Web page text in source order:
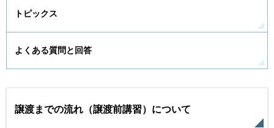
トピックス
よくある質問と回答
譲渡までの流れ（譲渡前講習）について